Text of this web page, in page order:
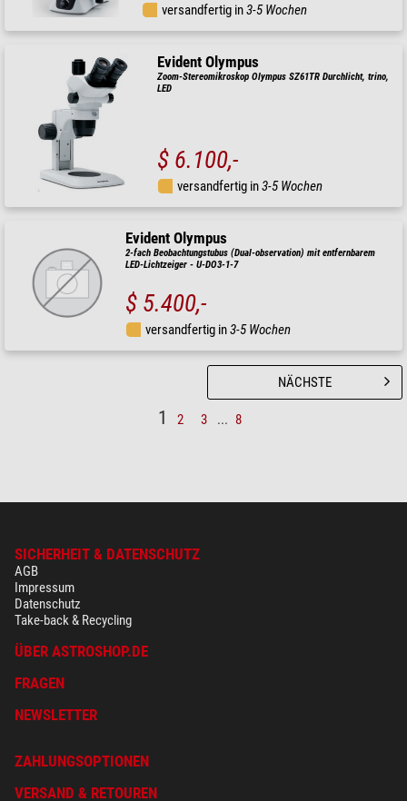
versandfertig in3-5 Wochen
Evident Olympus
Zoom-Stereomikroskop Olympus SZ61TR Durchlicht, trino,
LED
$ 6.100,-
versandfertig in3-5 Wochen
Evident Olympus
2-fach Beobachtungstubus (Dual-observation) mit entfernbarem
LED-Lichtzeiger - U-DO3-1-7
$ 5.400,-
versandfertig in3-5 Wochen
1 2 3 ... 8
NÄCHSTE
SICHERHEIT & DATENSCHUTZ
AGB
Impressum
Datenschutz
Take-back & Recycling
ÜBER ASTROSHOP.DE
FRAGEN
NEWSLETTER
ZAHLUNGSOPTIONEN
VERSAND & RETOUREN